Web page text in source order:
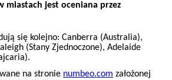
miastach jest oceniana przez
się kolejno: Canberra (Australia),
(Stany Zjednoczone), Adelaide
na stronie numbeo.com założonej